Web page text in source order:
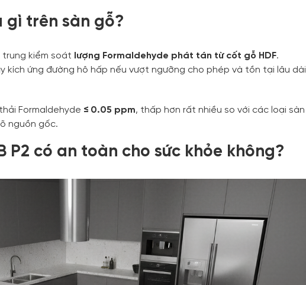
gì trên sàn gỗ?
trung kiểm soát lượng Formaldehyde phát tán từ cốt gỗ HDF.
kích ứng đường hô hấp nếu vượt ngưỡng cho phép và tồn tại lâu dài
Formaldehyde ≤ 0.05 ppm, thấp hơn rất nhiều so với các loại sàn
nguồn gốc.
P2 có an toàn cho sức khỏe không?